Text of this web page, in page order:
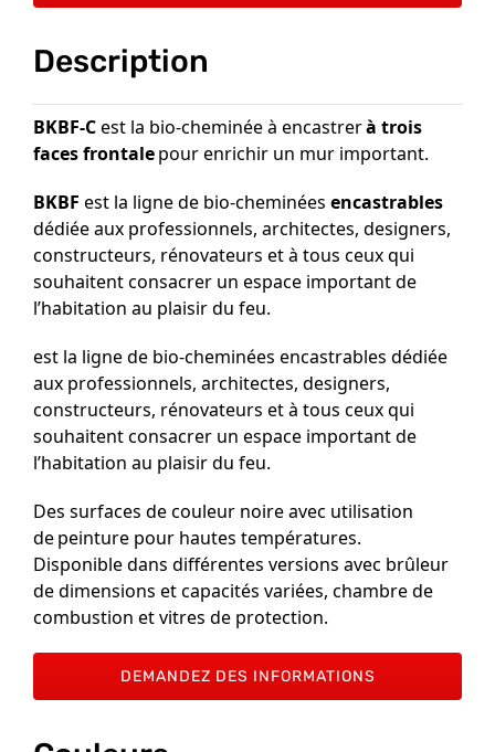
faces frontalepour enrichir un mur important.
est la ligne de bio-cheminées
encastrables
dédiée aux professionnels, architectes, designers,
constructeurs, rénovateurs et à tous ceux qui
souhaitent consacrer un espace important de
l’habitation au plaisir du feu.
est la ligne de bio-cheminées encastrables dédiée
aux professionnels, architectes, designers,
constructeurs, rénovateurs et à tous ceux qui
souhaitent consacrer un espace important de
l’habitation au plaisir du feu.
Des surfaces de couleur noire avec utilisation
de peinture pour hautes températures.
Disponible dans différentes versions avec brûleur
de dimensions et capacités variées, chambre de
combustion et vitres de protection.